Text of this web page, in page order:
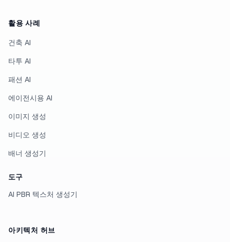
활용 사례
건축 AI
타투 AI
패션 AI
에이전시용 AI
이미지 생성
비디오 생성
배너 생성기
도구
AI PBR 텍스처 생성기
아키텍처 허브